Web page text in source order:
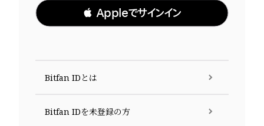
 Appleでサインイン
Bitfan IDとは
Bitfan IDを未登録の方